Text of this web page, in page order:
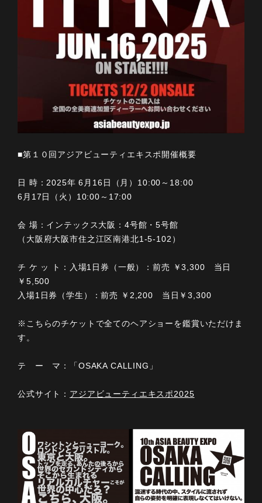
■第１０回アジアビューティエキスポ開催概要
日 時：2025年 6月16日（月）10:00～18:00
6月17日（火）10:00～17:00
会 場：インテックス大阪：4号館・5号館
（大阪府大阪市住之江区南港北1-5-102）
チ ケ ッ ト：入場1日券（一般）：前売 ￥3,300 当日
￥5,500
入場1日券（学生）：前売 ￥2,200 当日￥3,300
※こちらのチケットで全てのヘアショーを鑑賞いただけま
す。
テ ー マ：「OSAKA CALLING」
公式サイト： アジアビューティエキスポ2025